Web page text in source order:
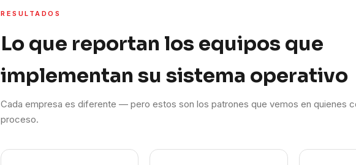
RESULTADOS
Lo que reportan los equipos que
implementan su sistema operativo
Cada empresa es diferente — pero estos son los patrones que vemos en quienes
proceso.